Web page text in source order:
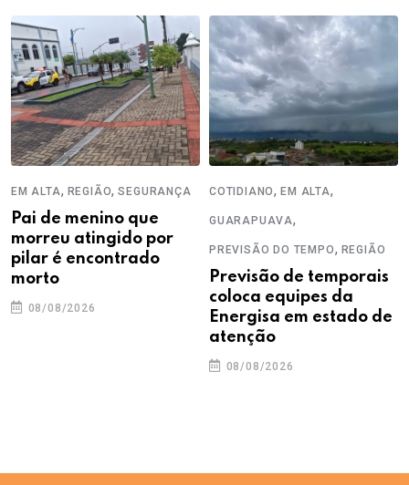
EM ALTA, REGIÃO,SEGURANÇA
Pai de menino que
morreu atingido por
pilar é encontrado
morto
08/08/2026
COTIDIANO,EM ALTA,
GUARAPUAVA,
PREVISÃO DO TEMPO, REGIÃO
Previsão de temporais
coloca equipes da
Energisa em estado de
atenção
08/08/2026